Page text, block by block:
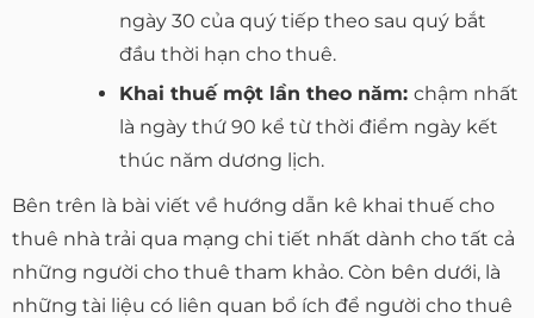
ngày 30 của quý tiếp theo sau quý bắt
đầu thời hạn cho thuê.
Khai thuế một lần theo năm: chậm nhất
là ngày thứ 90 kể từ thời điểm ngày kết
thúc năm dương lịch.
Bên trên là bài viết về hướng dẫn kê khai thuế cho
thuê nhà trải qua mạng chi tiết nhất dành cho tất cả
những người cho thuê tham khảo. Còn bên dưới, là
những tài liệu có liên quan bổ ích để người cho thuê